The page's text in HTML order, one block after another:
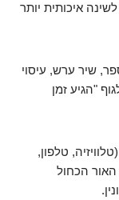
איכותית יותר
שיר ערש, עיסוי
"הגיע זמן
טלפון,
הכחול